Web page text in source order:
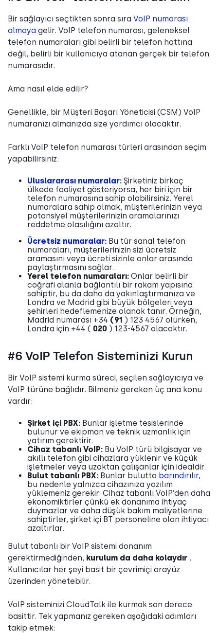
Bir sağlayıcı seçtikten sonra sıra VoIP numarası
almaya gelir. VoIP telefon numarası, geleneksel
telefon numaraları gibi belirli bir telefon hattına
değil, belirli bir kullanıcıya atanan gerçek bir telefon
numarasıdır.
Ama nasıl elde edilir?
Genellikle, bir Müşteri Başarı Yöneticisi (CSM) VoIP
numaranızı almanızda size yardımcı olacaktır.
Farklı VoIP telefon numarası türleri arasından seçim
yapabilirsiniz:
Uluslararası numaralar: Şirketiniz birkaç
ülkede faaliyet gösteriyorsa, her biri için bir
telefon numarasına sahip olabilirsiniz. Yerel
numaralara sahip olmak, müşterilerinizin veya
potansiyel müşterilerinizin aramalarınızı
reddetme olasılığını azaltır.
Ücretsiz numaralar: Bu tür sanal telefon
numaraları, müşterilerinizin sizi ücretsiz
aramasını veya ücreti sizinle onlar arasında
paylaştırmasını sağlar.
Yerel telefon numaraları: Onlar belirli bir
coğrafi alanla bağlantılı bir rakam yapısına
sahiptir, bu da daha da yakınlaştırmanıza ve
Londra ve Madrid gibi büyük bölgeleri veya
şehirleri hedeflemenize olanak tanır. Örneğin,
Madrid numarası +34 (91 ) 123 4567 olurken,
Londra için +44 ( 020 ) 123-4567 olacaktır.
#6 VoIP Telefon Sisteminizi Kurun
Bir VoIP sistemi kurma süreci, seçilen sağlayıcıya ve
VoIP türüne bağlıdır. Bilmeniz gereken üç ana konu
vardır:
Şirket içi PBX: Bunlar işletme tesislerinde
bulunur ve ekipman ve teknik uzmanlık için
yatırım gerektirir.
Cihaz tabanlı VoIP: Bu VoIP türü bilgisayar ve
akıllı telefon gibi cihazlara yüklenir ve küçük
işletmeler veya uzaktan çalışanlar için idealdir.
Bulut tabanlı PBX: Bunlar bulutta barındırılır,
bu nedenle yalnızca cihazınıza yazılım
yüklemeniz gerekir. Cihaz tabanlı VoIP’den daha
ekonomiktirler çünkü ek donanıma ihtiyaç
duymazlar ve daha düşük bakım maliyetlerine
sahiptirler, şirket içi BT personeline olan ihtiyacı
azaltırlar.
Bulut tabanlı bir VoIP sistemi donanım
gerektirmediğinden, kurulum da daha kolaydır .
Kullanıcılar her şeyi basit bir çevrimiçi arayüz
üzerinden yönetebilir.
VoIP sisteminizi CloudTalk ile kurmak son derece
basittir. Tek yapmanız gereken aşağıdaki adımları
takip etmek: